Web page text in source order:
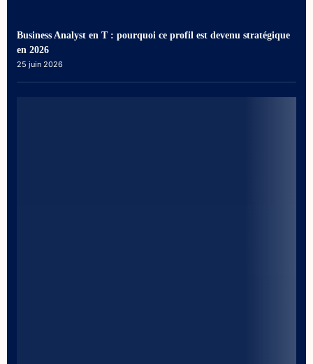
Business Analyst en T : pourquoi ce profil est devenu stratégique
en 2026
25 juin 2026